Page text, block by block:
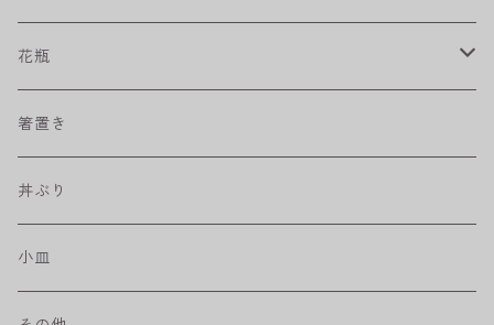
プリーツ
藍駒
ワビカップ
ハンディ小皿
角皿
取皿
盛皿
カレー＆パスタ皿
小鉢
マグカップ
フリーカップ
そば猪口
花瓶
水差し
箸置き
丼ぶり
小皿